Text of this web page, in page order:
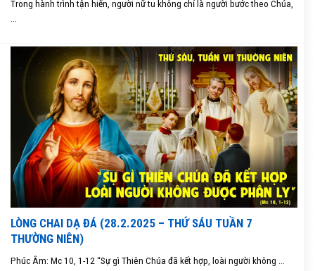
Trong hành trình tận hiến, người nữ tu không chỉ là người bước theo Chúa,
LÒNG CHAI DẠ ĐÁ (28.2.2025 – THỨ SÁU TUẦN 7
THƯỜNG NIÊN)
Phúc Âm: Mc 10, 1-12 “Sự gì Thiên Chúa đã kết hợp, loài người không ...